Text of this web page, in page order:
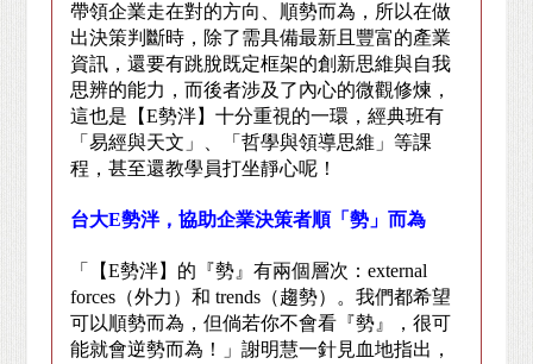
帶領企業走在對的方向、順勢而為，所以在做
出決策判斷時，除了需具備最新且豐富的產業
資訊，還要有跳脫既定框架的創新思維與自我
思辨的能力，而後者涉及了內心的微觀修煉，
這也是【E勢泮】十分重視的一環，經典班有
「易經與天文」、「哲學與領導思維」等課
程，甚至還教學員打坐靜心呢！
台大E勢泮，協助企業決策者順「勢」而為
「【E勢泮】的『勢』有兩個層次：external
forces （外力）和 trends （趨勢）。我們都希望
可以順勢而為，但倘若你不會看『勢』，很可
能就會逆勢而為！」謝明慧一針見血地指出，